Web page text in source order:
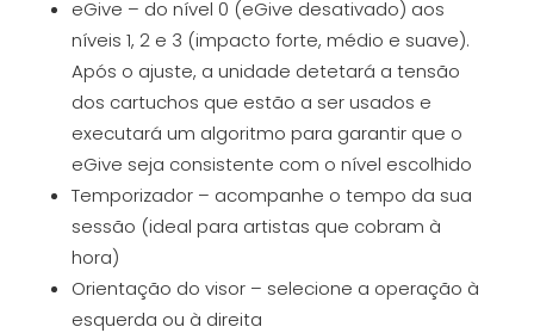
eGive – do nível 0 (eGive desativado) aos
níveis 1, 2 e 3 (impacto forte, médio e suave).
Após o ajuste, a unidade detetará a tensão
dos cartuchos que estão a ser usados e
executará um algoritmo para garantir que o
eGive seja consistente com o nível escolhido
Temporizador – acompanhe o tempo da sua
sessão (ideal para artistas que cobram à
hora)
Orientação do visor – selecione a operação à
esquerda ou à direita